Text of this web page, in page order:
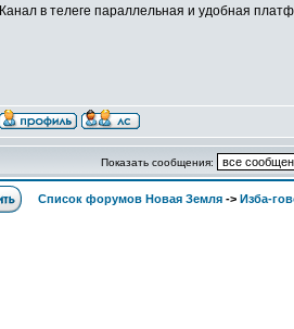
Канал в телеге параллельная и удобная
Показать сообщения:
Список форумов Новая Земля -> Изба-